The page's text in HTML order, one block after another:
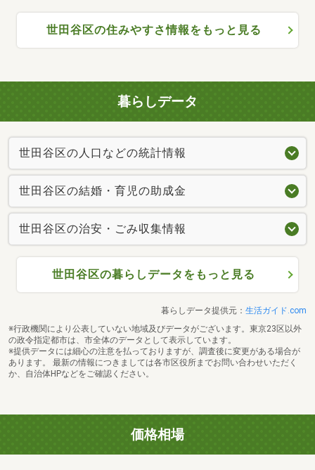
世田谷区の住みやすさ情報をもっと見る
暮らしデータ
世田谷区の人口などの統計情報
世田谷区の結婚・育児の助成金
世田谷区の治安・ごみ収集情報
世田谷区の暮らしデータをもっと見る
暮らしデータ提供元： 生活ガイド.com
※行政機関により公表していない地域及びデータがございます。東京23区以外
の政令指定都市は、市全体のデータとして表示しています。
※提供データには細心の注意を払っておりますが、調査後に変更がある場合が
あります。 最新の情報につきましては各市区役所までお問い合わせいただく
か、自治体HPなどをご確認ください。
価格相場